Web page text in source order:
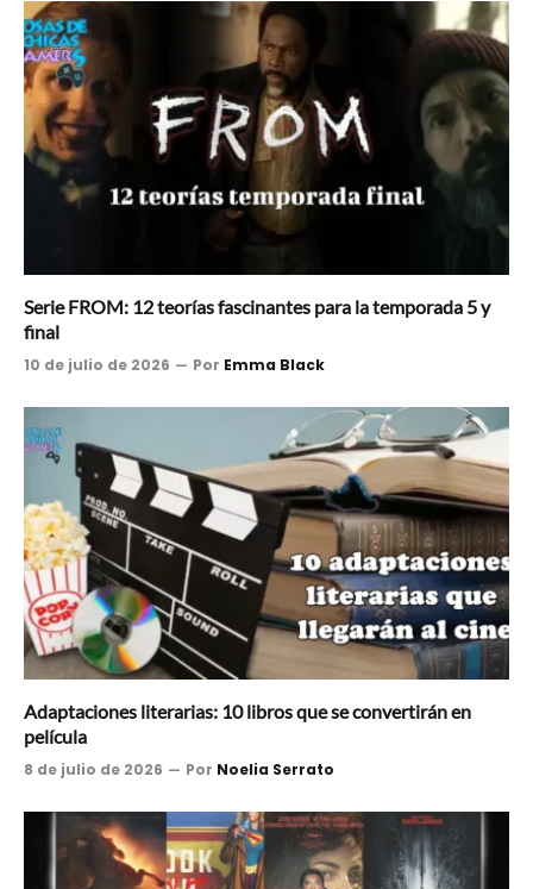
Serie FROM: 12 teorías fascinantes para la temporada 5 y
final
10 de julio de 2026 Por Emma Black
Adaptaciones literarias: 10 libros que se convertirán en
película
8 de julio de 2026 Por Noelia Serrato